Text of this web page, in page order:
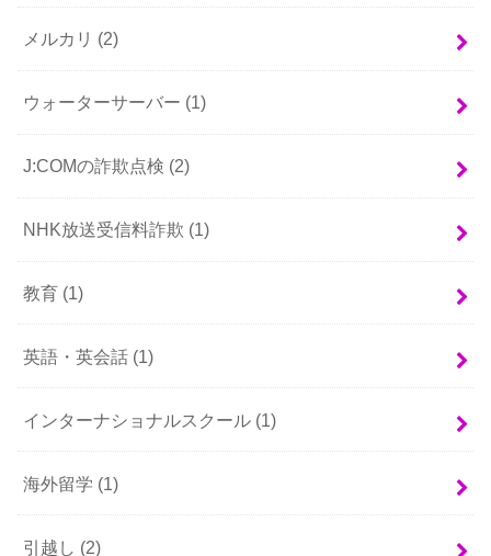
メルカリ (2)
ウォーターサーバー (1)
J:COMの詐欺点検 (2)
NHK放送受信料詐欺 (1)
教育 (1)
英語・英会話 (1)
インターナショナルスクール (1)
海外留学 (1)
引越し (2)